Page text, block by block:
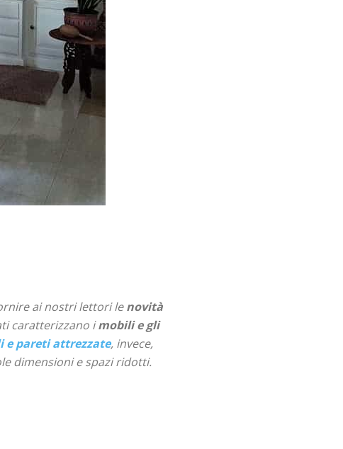
ai nostri lettori lenovità
caratterizzano imobili e gli
pareti attrezzate, invece,
dimensioni e spazi ridotti.